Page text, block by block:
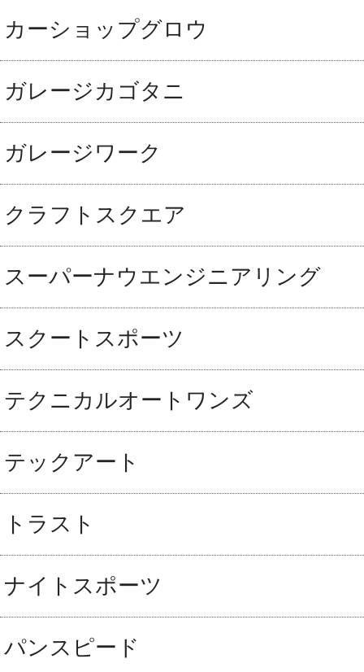
カーショップグロウ
ガレージカゴタニ
ガレージワーク
クラフトスクエア
スーパーナウエンジニアリング
スクートスポーツ
テクニカルオートワンズ
テックアート
トラスト
ナイトスポーツ
パンスピード